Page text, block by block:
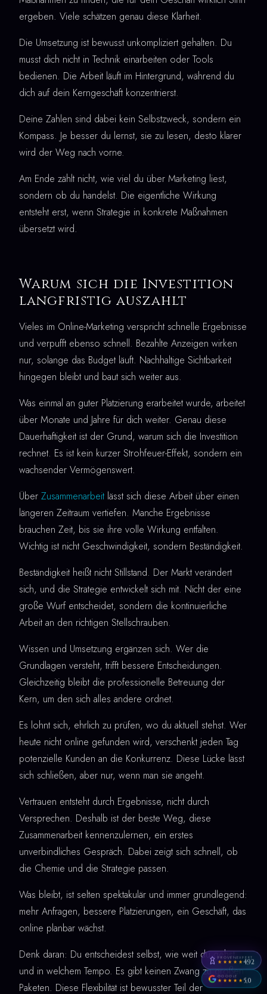
ergeben. Viele schätzen genau diese Klarheit.
Die Umsetzung ist bewusst unkompliziert gehalten. Du
musst dich nicht in Technik einarbeiten oder Tools
bedienen. Die Arbeit läuft im Hintergrund, während du
dich auf dein Kerngeschäft konzentrierst.
Deine Zahlen sind dabei kein Selbstzweck, sondern ein
Kompass. Je besser du lernst, sie zu lesen, desto klarer
wird der Weg nach vorne.
Am Ende zählt nicht, wie viel du über Marketing liest,
sondern ob du handelst. Die eigentliche Wirkung
entsteht erst, wenn Strategie in konkrete Maßnahmen
übersetzt wird.
Warum sich die Investition
langfristig auszahlt
Vieles im Online-Marketing verspricht schnelle Ergebnisse
und verpufft ebenso schnell. Bezahlte Anzeigen wirken
nur, solange das Budget läuft. Nachhaltige Sichtbarkeit
hingegen bleibt und baut sich weiter aus.
Was einmal an guter Platzierung erarbeitet wurde, arbeitet
über Monate und Jahre für dich weiter. Genau diese
Dauerhaftigkeit ist der Grund, warum sich die Investition
rechnet. Es ist kein kurzer Strohfeuer-Effekt, sondern ein
wachsender Vermögenswert.
Über Zusammenarbeit lässt sich diese Arbeit über einen
längeren Zeitraum vertiefen. Manche Ergebnisse
brauchen Zeit, bis sie ihre volle Wirkung entfalten.
Wichtig ist nicht Geschwindigkeit, sondern Beständigkeit.
Beständigkeit heißt nicht Stillstand. Der Markt verändert
sich, und die Strategie entwickelt sich mit. Nicht der eine
große Wurf entscheidet, sondern die kontinuierliche
Arbeit an den richtigen Stellschrauben.
Wissen und Umsetzung ergänzen sich. Wer die
Grundlagen versteht, trifft bessere Entscheidungen.
Gleichzeitig bleibt die professionelle Betreuung der
Kern, um den sich alles andere ordnet.
Es lohnt sich, ehrlich zu prüfen, wo du aktuell stehst. Wer
heute nicht online gefunden wird, verschenkt jeden Tag
potenzielle Kunden an die Konkurrenz. Diese Lücke lässt
sich schließen, aber nur, wenn man sie angeht.
Vertrauen entsteht durch Ergebnisse, nicht durch
Versprechen. Deshalb ist der beste Weg, diese
Zusammenarbeit kennenzulernen, ein erstes
unverbindliches Gespräch. Dabei zeigt sich schnell, ob
die Chemie und die Strategie passen.
Was bleibt, ist selten spektakulär und immer grundlegend:
mehr Anfragen, bessere Platzierungen, ein Geschäft, das
online planbar wächst.
Denk daran: Du entscheidest selbst, wie weit du gehst
und in welchem Tempo. Es gibt keinen Zwang zu großen
Paketen. Diese Flexibilität ist bewusster Teil der
PROVENEXPERT
★★★★★4,92
GOOGLE
★★★★★5,0